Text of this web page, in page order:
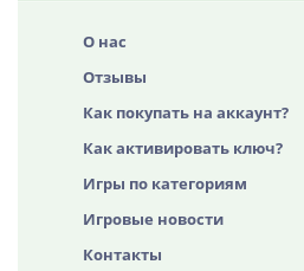
О нас
Отзывы
Как покупать на аккаунт?
Как активировать ключ?
Игры по категориям
Игровые новости
Контакты